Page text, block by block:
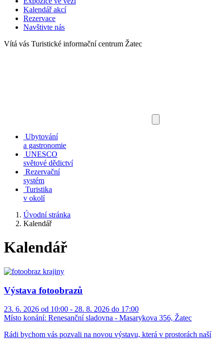
Kalendář akcí
Rezervace
Navštivte nás
Vítá vás Turistické informační centrum Žatec
Ubytování
a gastronomie
UNESCO
světové dědictví
Rezervační
systém
Turistika
v okolí
Úvodní stránka
Kalendář
Kalendář
Výstava fotoobrazů
23. 6. 2026 od 10:00 - 28. 8. 2026 do 17:00
Místo konání: Renesanční sladovna - Masarykova 356, Žatec
Rádi bychom vás pozvali na novou výstavu, která v prostorách naší